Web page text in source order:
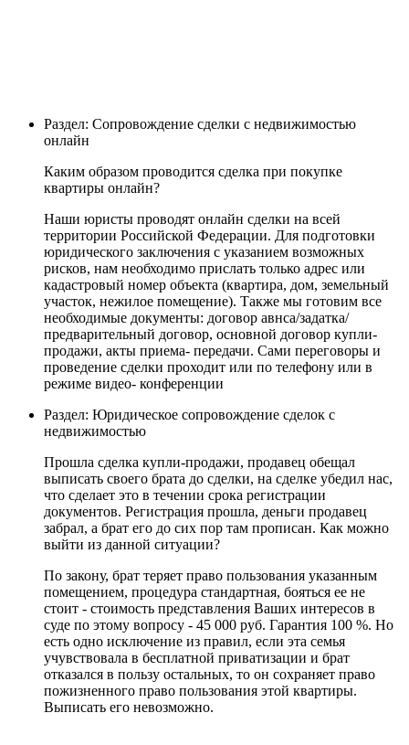
Раздел: Сопровождение сделки с недвижимостью
онлайн
Каким образом проводится сделка при покупке
квартиры онлайн?
Наши юристы проводят онлайн сделки на всей
территории Российской Федерации. Для подготовки
юридического заключения с указанием возможных
рисков, нам необходимо прислать только адрес или
кадастровый номер объекта (квартира, дом, земельный
участок, нежилое помещение). Также мы готовим все
необходимые документы: договор авнса/задатка/
предварительный договор, основной договор купли-
продажи, акты приема- передачи. Сами переговоры и
проведение сделки проходит или по телефону или в
режиме видео- конференции
Раздел: Юридическое сопровождение сделок с
недвижимостью
Прошла сделка купли-продажи, продавец обещал
выписать своего брата до сделки, на сделке убедил нас,
что сделает это в течении срока регистрации
документов. Регистрация прошла, деньги продавец
забрал, а брат его до сих пор там прописан. Как можно
выйти из данной ситуации?
По закону, брат теряет право пользования указанным
помещением, процедура стандартная, бояться ее не
стоит - стоимость представления Ваших интересов в
суде по этому вопросу - 45 000 руб. Гарантия 100 %. Но
есть одно исключение из правил, если эта семья
учувствовала в бесплатной приватизации и брат
отказался в пользу остальных, то он сохраняет право
пожизненного право пользования этой квартиры.
Выписать его невозможно.